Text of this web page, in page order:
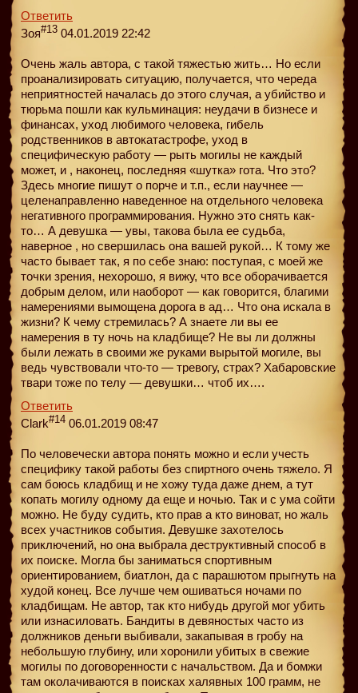
Ответить
Зоя#13 04.01.2019 22:42
Очень жаль автора, с такой тяжестью жить… Но если
проанализировать ситуацию, получается, что череда
неприятностей началась до этого случая, а убийство и
тюрьма пошли как кульминация: неудачи в бизнесе и
финансах, уход любимого человека, гибель
родственников в автокатастрофе, уход в
специфическую работу — рыть могилы не каждый
может, и , наконец, последняя «шутка» гота. Что это?
Здесь многие пишут о порче и т.п., если научнее —
целенаправленно наведенное на отдельного человека
негативного программирования. Нужно это снять как-
то… А девушка — увы, такова была ее судьба,
наверное , но свершилась она вашей рукой… К тому же
часто бывает так, я по себе знаю: поступая, с моей же
точки зрения, нехорошо, я вижу, что все оборачивается
добрым делом, или наоборот — как говорится, благими
намерениями вымощена дорога в ад… Что она искала в
жизни? К чему стремилась? А знаете ли вы ее
намерения в ту ночь на кладбище? Не вы ли должны
были лежать в своими же руками вырытой могиле, вы
ведь чувствовали что-то — тревогу, страх? Хабаровские
твари тоже по телу — девушки… чтоб их….
Ответить
Clark#14 06.01.2019 08:47
По человечески автора понять можно и если учесть
специфику такой работы без спиртного очень тяжело. Я
сам боюсь кладбищ и не хожу туда даже днем, а тут
копать могилу одному да еще и ночью. Так и с ума сойти
можно. Не буду судить, кто прав а кто виноват, но жаль
всех участников события. Девушке захотелось
приключений, но она выбрала деструктивный способ в
их поиске. Могла бы заниматься спортивным
ориентированием, биатлон, да с парашютом прыгнуть на
худой конец. Все лучше чем ошиваться ночами по
кладбищам. Не автор, так кто нибудь другой мог убить
или изнасиловать. Бандиты в девяностых часто из
должников деньги выбивали, закапывая в гробу на
небольшую глубину, или хоронили убитых в свежие
могилы по договоренности с начальством. Да и бомжи
там околачиваются в поисках халявных 100 грамм, не